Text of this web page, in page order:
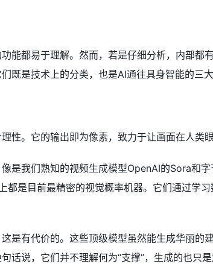
能都易于理解。然而，若是仔细分析，内部
既是技术上的分类，也是AI通往具身智能的三大
性。它的输出即为像素，致力于让画面在人类
像是我们熟知的视频生成模型OpenAI的Sora和
是目前最精密的视觉概率机器。它们通过学
是有代价的。这些顶级模型虽然能生成华丽
话说，它们并不理解何为“支撑”，生成的也只是